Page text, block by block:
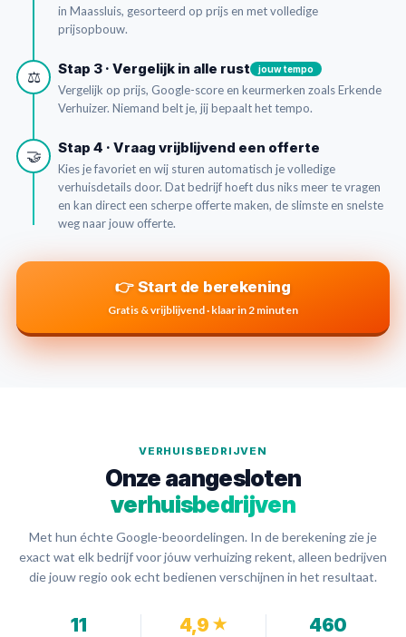
in Maassluis, gesorteerd op prijs en met volledige
prijsopbouw.
⚖️ Stap 3 · Vergelijk in alle rust jouw tempo
Vergelijk op prijs, Google-score en keurmerken zoals Erkende
Verhuizer. Niemand belt je, jij bepaalt het tempo.
🤝 Stap 4 · Vraag vrijblijvend een offerte
Kies je favoriet en wij sturen automatisch je volledige
verhuisdetails door. Dat bedrijf hoeft dus niks meer te vragen
en kan direct een scherpe offerte maken, de slimste en snelste
weg naar jouw offerte.
👉 Start de berekening
Gratis & vrijblijvend · klaar in 2 minuten
VERHUISBEDRIJVEN
Onze aangesloten
verhuisbedrijven
Met hun échte Google-beoordelingen. In de berekening zie je
exact wat elk bedrijf voor jóuw verhuizing rekent, alleen bedrijven
die jouw regio ook echt bedienen verschijnen in het resultaat.
11 4,9 ★ 460